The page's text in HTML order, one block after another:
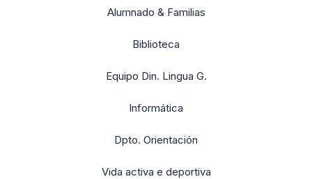
Alumnado & Familias
Biblioteca
Equipo Din. Lingua G.
Informática
Dpto. Orientación
Vida activa e deportiva